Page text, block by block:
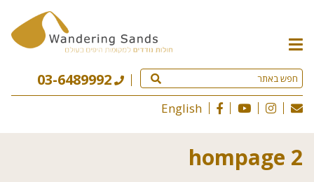
תפריט
האתר
03-6489992
English
hompage 2